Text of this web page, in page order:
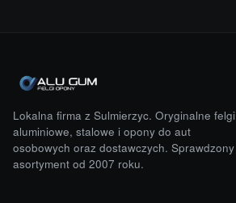
Lokalna firma z Sulmierzyc. Oryginalne felgi
aluminiowe, stalowe i opony do aut
osobowych oraz dostawczych. Sprawdzony
asortyment od 2007 roku.